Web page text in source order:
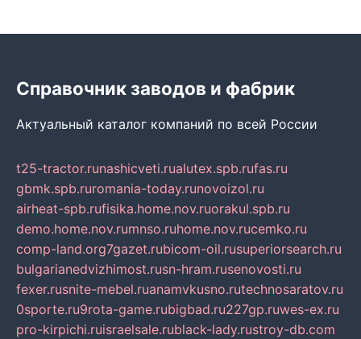
Справочник заводов и фабрик
Актуальный каталог компаний по всей России
t25-tractor.runashicveti.rualutex.spb.rufas.ru
gbmk.spb.ruromania-today.runovoizol.ru
airheat-spb.rufisika.home.nov.ruorakul.spb.ru
demo.home.nov.rumnso.ruhome.nov.rucemko.ru
comp-land.org7gazet.rubicom-oil.rusuperiorsearch.ru
bulgarianedvizhimost.rusn-hram.rusenovosti.ru
fexer.rusnite-mebel.ruanamvkusno.rutechnosaratov.ru
0sporte.ru9rota-game.rubigbad.ru227gp.ruwes-ex.ru
pro-kirpichi.ruisraelsale.rublack-lady.rustroy-db.com